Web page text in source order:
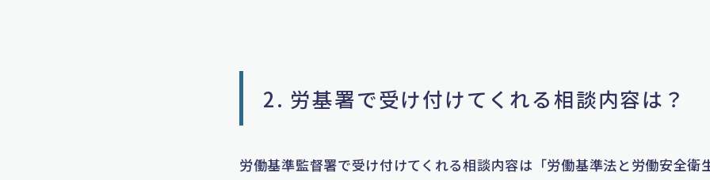
2. 労基署で受け付けてくれる相談内容は？
労働基準監督署で受け付けてくれる相談内容は「労働基準法と労働安全衛